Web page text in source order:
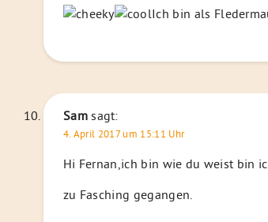
Ich bin als
Sam sagt:
4. April 2017 um 15:11 Uhr
Hi Fernan,ich bin wie du weist bin
zu Fasching gegangen.